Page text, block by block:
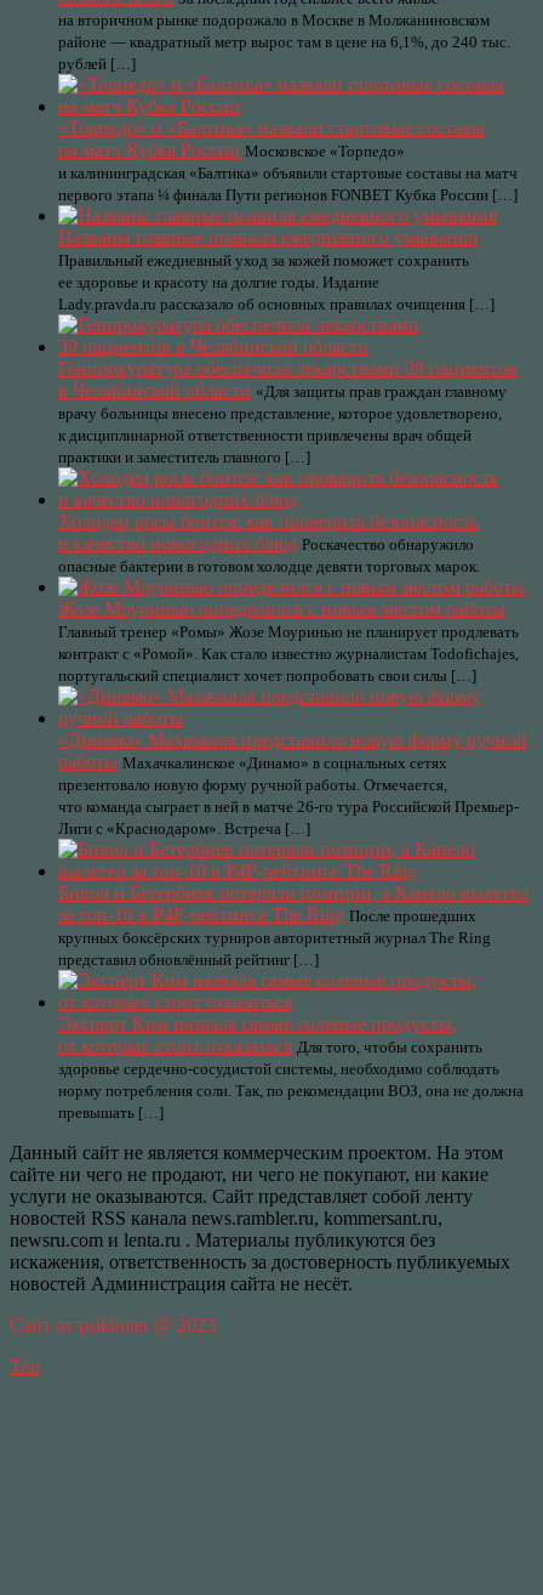
на вторичном рынке подорожало в Москве в Молжаниновском
районе — квадратный метр вырос там в цене на 6,1%, до 240 тыс.
рублей […]
«Торпедо» и «Балтика» назвали стартовые составы
на матч Кубка России Московское «Торпедо»
и калининградская «Балтика» объявили стартовые составы на матч
первого этапа ¼ финала Пути регионов FONBET Кубка России […]
Названы главные правила ежедневного умывания
Правильный ежедневный уход за кожей поможет сохранить
ее здоровье и красоту на долгие годы. Издание
Lady.pravda.ru рассказало об основных правилах очищения […]
Генпрокуратура обеспечила лекарствами 39 пациентов
в Челябинской области «Для защиты прав граждан главному
врачу больницы внесено представление, которое удовлетворено,
к дисциплинарной ответственности привлечены врач общей
практики и заместитель главного […]
Холодец росы боится: как проверить безопасность
и качество новогодних блюд Роскачество обнаружило
опасные бактерии в готовом холодце девяти торговых марок.
Жозе Моуринью определился с новым местом работы
Главный тренер «Ромы» Жозе Моуринью не планирует продлевать
контракт с «Ромой». Как стало известно журналистам Todofichajes,
португальский специалист хочет попробовать свои силы […]
«Динамо» Махачкала представило новую форму ручной
работы Махачкалинское «Динамо» в социальных сетях
презентовало новую форму ручной работы. Отмечается,
что команда сыграет в ней в матче 26-го тура Российской Премьер-
Лиги с «Краснодаром». Встреча […]
Бивол и Бетербиев потеряли позиции, а Канело вылетел
за топ-10 в Р4Р-рейтинге The Ring После прошедших
крупных боксёрских турниров авторитетный журнал The Ring
представил обновлённый рейтинг […]
Эксперт Ким назвала самые соленые продукты,
от которых стоит отказаться Для того, чтобы сохранить
здоровье сердечно-сосудистой системы, необходимо соблюдать
норму потребления соли. Так, по рекомендации ВОЗ, она не должна
превышать […]
Данный сайт не является коммерческим проектом. На этом
сайте ни чего не продают, ни чего не покупают, ни какие
услуги не оказываются. Сайт представляет собой ленту
новостей RSS канала news.rambler.ru, kommersant.ru,
newsru.com и lenta.ru . Материалы публикуются без
искажения, ответственность за достоверность публикуемых
новостей Администрация сайта не несёт.
Сайт от psikhoter @ 2023
Top